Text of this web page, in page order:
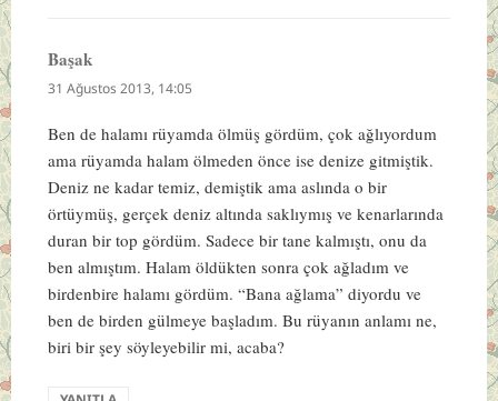
Başakdedi
ki:
31 Ağustos 2013, 14:05
Ben de halamı rüyamda ölmüş gördüm, çok ağlıyordum
ama rüyamda halam ölmeden önce ise denize gitmiştik.
Deniz ne kadar temiz, demiştik ama aslında o bir
örtüymüş, gerçek deniz altında saklıymış ve kenarlarında
duran bir top gördüm. Sadece bir tane kalmıştı, onu da
ben almıştım. Halam öldükten sonra çok ağladım ve
birdenbire halamı gördüm. “Bana ağlama” diyordu ve
ben de birden gülmeye başladım. Bu rüyanın anlamı ne,
biri bir şey söyleyebilir mi, acaba?